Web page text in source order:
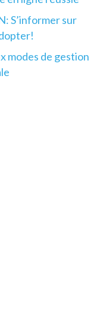
S’informer sur
modes de gestion